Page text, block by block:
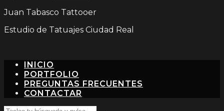
Juan Tabasco Tattooer
Estudio de Tatuajes Ciudad Real
INICIO
PORTFOLIO
PREGUNTAS FRECUENTES
CONTACTAR